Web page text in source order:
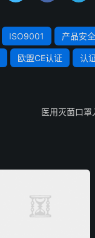
ISO9001 产品安全
欧盟CE认证 认
医用灭菌口罩